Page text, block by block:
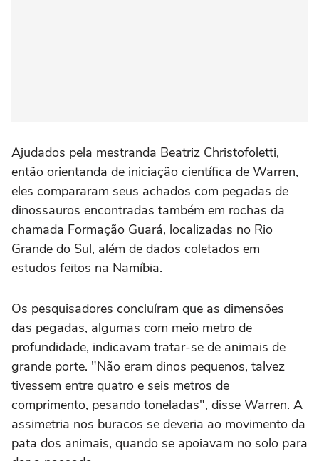
Ajudados pela mestranda Beatriz Christofoletti,
então orientanda de iniciação científica de Warren,
eles compararam seus achados com pegadas de
dinossauros encontradas também em rochas da
chamada Formação Guará, localizadas no Rio
Grande do Sul, além de dados coletados em
estudos feitos na Namíbia.
Os pesquisadores concluíram que as dimensões
das pegadas, algumas com meio metro de
profundidade, indicavam tratar-se de animais de
grande porte. "Não eram dinos pequenos, talvez
tivessem entre quatro e seis metros de
comprimento, pesando toneladas", disse Warren. A
assimetria nos buracos se deveria ao movimento da
pata dos animais, quando se apoiavam no solo para